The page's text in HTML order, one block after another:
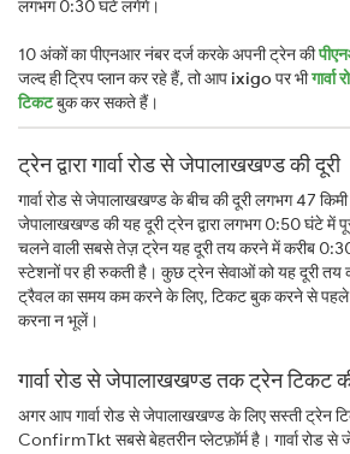
लगभग 0:30 घंटे लगेंगे।
10 अंकों का पीएनआर नंबर दर्ज करके अपनी ट्रेन की
जल्द ही ट्रिप प्लान कर रहे हैं, तो आपixigoपर भी
टिकटबुक कर सकते हैं।
ट्रेन द्वारा गार्वा रोड से जेपालाखखण्ड की दूरी
गार्वा रोड से जेपालाखखण्ड के बीच की दूरी लगभग 47 किमी
जेपालाखखण्ड की यह दूरी ट्रेन द्वारा लगभग 0:50 घंटे में
चलने वाली सबसे तेज़ ट्रेन यह दूरी तय करने में करीब
स्टेशनों पर ही रुकती है। कुछ ट्रेन सेवाओं को यह दूरी
ट्रैवल का समय कम करने के लिए, टिकट बुक करने से
करना न भूलें।
गार्वा रोड से जेपालाखखण्ड तक ट्रेन टिकट
अगर आप गार्वा रोड से जेपालाखखण्ड के लिए सस्ती ट्रेन
ConfirmTkt सबसे बेहतरीन प्लेटफ़ॉर्म है। गार्वा रोड